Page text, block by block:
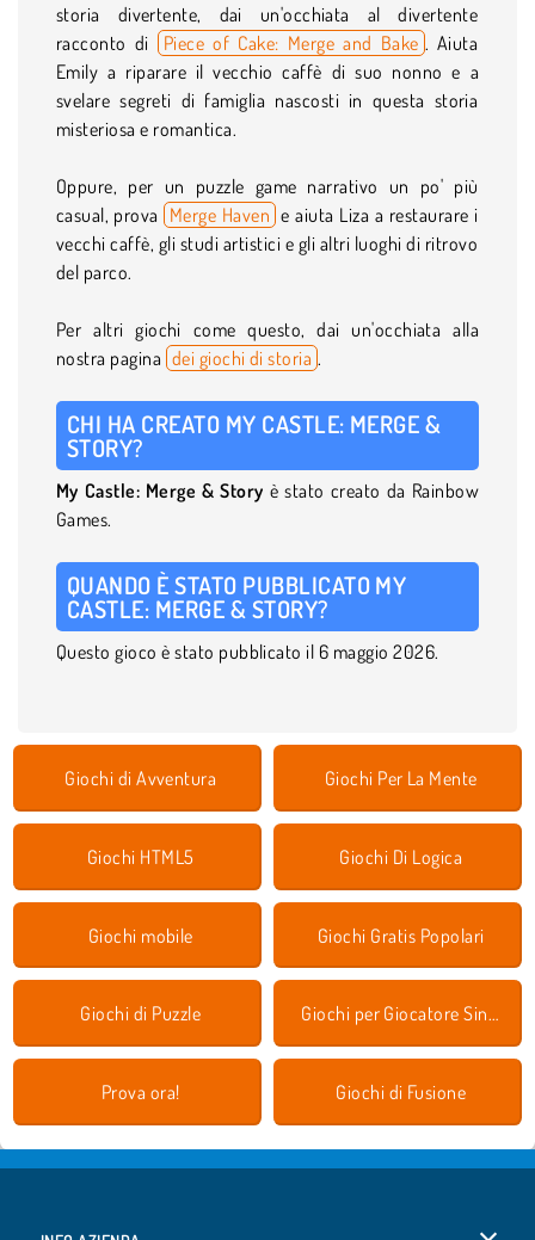
storia divertente, dai un'occhiata al divertente
racconto di
Piece of Cake: Merge and Bake . Aiuta
Emily a riparare il vecchio caffè di suo nonno e a
svelare segreti di famiglia nascosti in questa storia
misteriosa e romantica.
Oppure, per un puzzle game narrativo un po' più
casual, prova Merge Haven e aiuta Liza a restaurare i
vecchi caffè, gli studi artistici e gli altri luoghi di ritrovo
del parco.
Per altri giochi come questo, dai un'occhiata alla
nostra pagina dei giochi di storia .
CHI HA CREATO MY CASTLE: MERGE &
STORY?
My Castle: Merge & Story è stato creato da Rainbow
Games.
QUANDO È STATO PUBBLICATO MY
CASTLE: MERGE & STORY?
Questo gioco è stato pubblicato il 6 maggio 2026.
Giochi di Avventura Giochi Per La Mente
Giochi HTML5 Giochi Di Logica
Giochi mobile Giochi Gratis Popolari
Giochi di Puzzle Giochi per Giocatore Singolo
Prova ora! Giochi di Fusione